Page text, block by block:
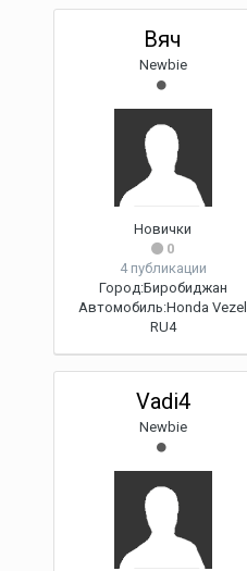
Вяч
Newbie
Новички
0
4 публикации
Город:Биробиджан
Автомобиль:Honda Vezel
RU4
Vadi4
Newbie